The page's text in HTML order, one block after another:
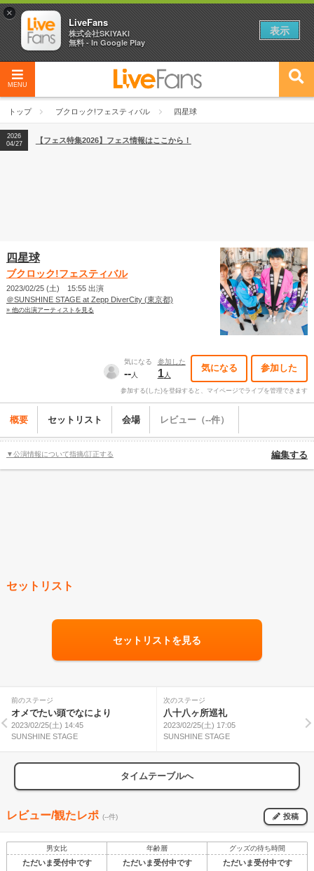
MENU
トップ ブクロック!フェスティバル 四星球
2026
04/27
2026
【ライブ動員ランキング】2026年上半期編発表！
2026
04/27
【フェス特集2026】フェス情報はここから！
四星球
ブクロック!フェスティバル
2023/02/25 (土) 15:55 出演
＠SUNSHINE STAGE at Zepp DiverCity (東京都)
» 他の出演アーティストを見る
気になる
--人
参加した
1人
気になる 参加した
参加する(した)を登録すると、マイページでライブを管理できます
概要 セットリスト 会場 レビュー（--件）
▼公演情報について指摘/訂正する 編集する
セットリスト
セットリストを見る
前のステージ
オメでたい頭でなにより
2023/02/25(土) 14:45
SUNSHINE STAGE
次のステージ
八十八ヶ所巡礼
2023/02/25(土) 17:05
SUNSHINE STAGE
タイムテーブルへ
レビュー/観たレポ (--件) 投稿
男女比 年齢層 グッズの待ち時間
ただいま受付中です ただいま受付中です ただいま受付中です
×
LiveFans
株式会社SKIYAKI
無料 - In Google Play
表示